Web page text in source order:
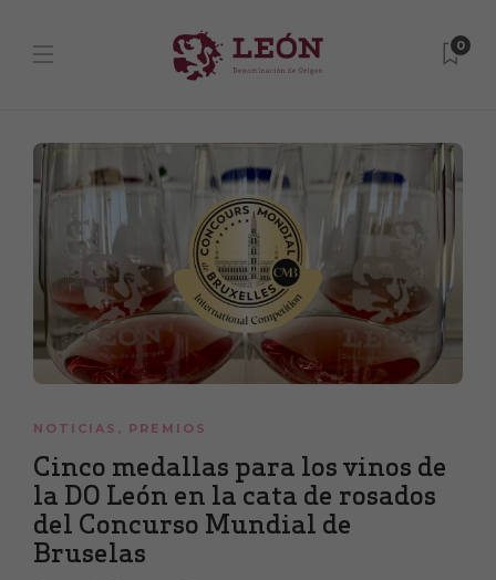
0
NOTICIAS , PREMIOS
Cinco medallas para los vinos de
la DO León en la cata de rosados
del Concurso Mundial de
Bruselas